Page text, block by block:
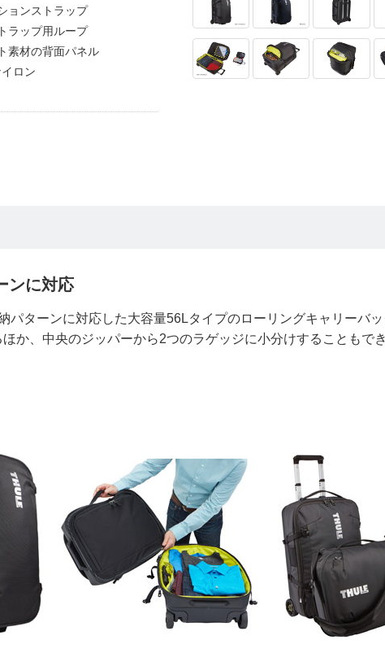
ョンストラップ
ラップ用ループ
素材の背面パネル
ロン
ンに対応
パターンに対応した大容量56Lタイプのローリングキャリーバ
か、中央のジッパーから2つのラゲッジに小分けすることもで